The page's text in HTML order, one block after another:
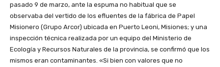
pasado 9 de marzo, ante la espuma no habitual que se
observaba del vertido de los efluentes de la fábrica de Papel
Misionero (Grupo Arcor) ubicada en Puerto Leoni, Misiones; y una
inspección técnica realizada por un equipo del Ministerio de
Ecología y Recursos Naturales de la provincia, se confirmó que los
mismos eran contaminantes. «Si bien con valores que no